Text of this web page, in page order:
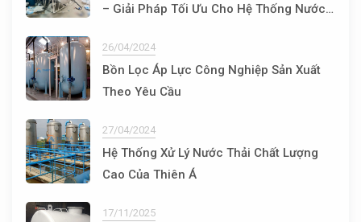
– Giải Pháp Tối Ưu Cho Hệ Thống Nước
26/04/2024
Bồn Lọc Áp Lực Công Nghiệp Sản Xuất
Theo Yêu Cầu
27/04/2024
Hệ Thống Xử Lý Nước Thải Chất Lượng
Cao Của Thiên Á
17/11/2025